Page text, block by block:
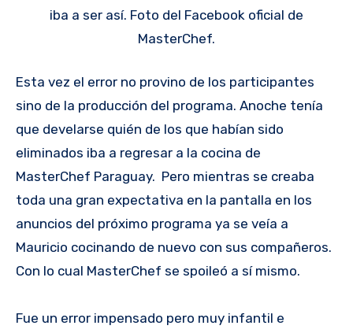
iba a ser así. Foto del Facebook oficial de
MasterChef.
Esta vez el error no provino de los participantes
sino de la producción del programa. Anoche tenía
que develarse quién de los que habían sido
eliminados iba a regresar a la cocina de
MasterChef Paraguay. Pero mientras se creaba
toda una gran expectativa en la pantalla en los
anuncios del próximo programa ya se veía a
Mauricio cocinando de nuevo con sus compañeros.
Con lo cual MasterChef se spoileó a sí mismo.
Fue un error impensado pero muy infantil e